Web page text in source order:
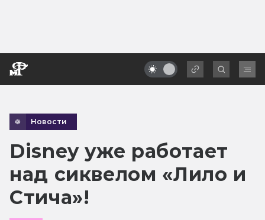
Новости
Disney уже работает
над сиквелом «Лило и
Стича»!